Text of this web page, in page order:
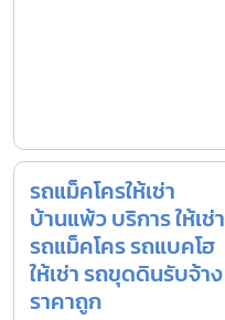
รถแม็คโครให้เช่า
บ้านแพ้ว บริการ ให้เช่า
รถแม็คโคร รถแบคโฮ
ให้เช่า รถขุดดินรับจ้าง
ราคาถูก